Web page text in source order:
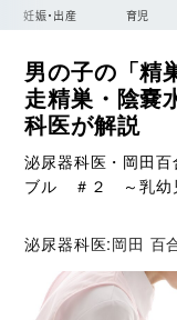
妊娠・出産 育児
男の子の「
走精巣・陰嚢
科医が解説
泌尿器科医・岡田
ブル ＃２ ～乳幼
泌尿器科医:岡田 百